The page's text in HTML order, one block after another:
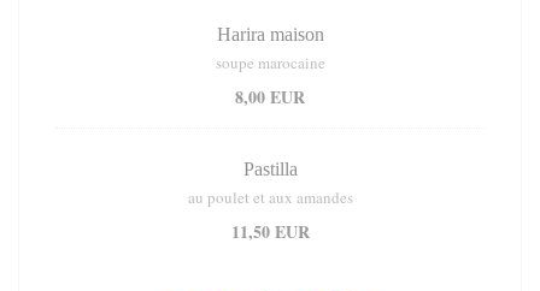
Harira maison
soupe marocaine
8,00 EUR
Pastilla
au poulet et aux amandes
11,50 EUR